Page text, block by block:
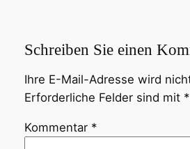
Schreiben Sie einen
Ihre E-Mail-Adresse wird
Erforderliche Felder sind mit *
Kommentar *